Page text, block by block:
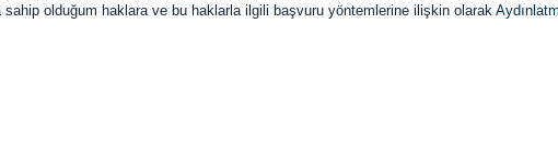
olduğum haklara ve bu haklarla ilgili başvuru yöntemlerine ilişkin olarak